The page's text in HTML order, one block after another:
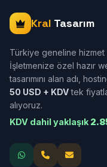
Kral Tasarım
Türkiye geneline hizmet
İşletmenize özel hazır
tasarımını alan adı,
50 USD + KDVtek
alıyoruz.
KDV dahil yaklaşık